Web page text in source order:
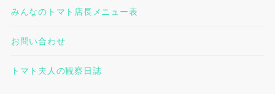
みんなのトマト店長メニュー表
お問い合わせ
トマト夫人の観察日誌